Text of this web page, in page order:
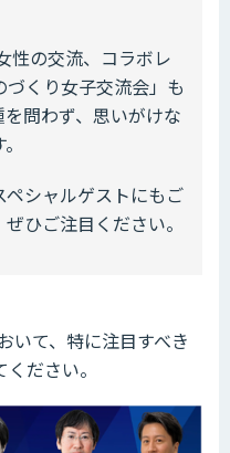
性の交流、コラボレ
くり女子交流会」も
問わず、思いがけな
シャルゲストにもご
ひご注目ください。
いて、特に注目すべき
ださい。